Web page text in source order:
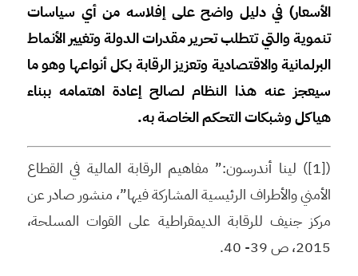
الأسعار) في دليل واضح على إفلاسه من أي سياسات
تنموية والتي تتطلب تحرير مقدرات الدولة وتغيير الأنماط
البرلمانية والاقتصادية وتعزيز الرقابة بكل أنواعها وهو ما
سيعجز عنه هذا النظام لصالح إعادة اهتمامه ببناء
هياكل وشبكات التحكم الخاصة به.
([1]) لينا أندرسون:” مفاهيم الرقابة المالية في القطاع
الأمني والأطراف الرئيسية المشاركة فيها”، منشور صادر عن
مركز جنيف للرقابة الديمقراطية على القوات المسلحة،
2015، ص 39- 40.